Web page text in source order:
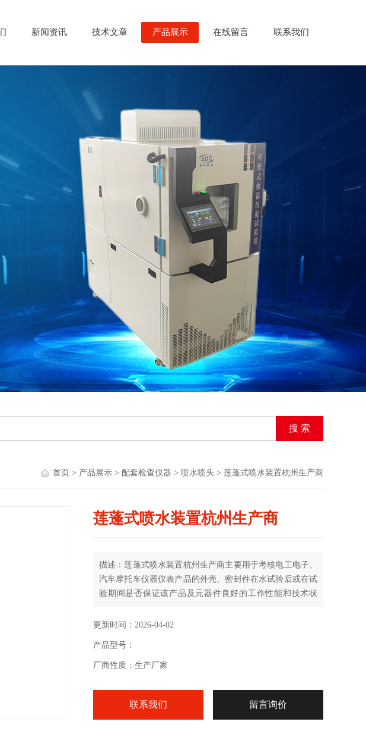
新闻资讯 技术文章 产品展示 在线留言 联系我们
首页 > 产品展示 > 配套检查仪器 > 喷水喷头 > 莲蓬式喷水装置杭州生产商
莲蓬式喷水装置杭州生产商
描述：莲蓬式喷水装置杭州生产商主要用于考核电工电子、
汽车摩托车仪器仪表产品的外壳、密封件在水试验后或在试
验期间是否保证该产品及元器件良好的工作性能和技术状
产品技术标准提供应用依据。
更新时间：2026-04-02
产品型号：
厂商性质：生产厂家
联系我们 留言询价